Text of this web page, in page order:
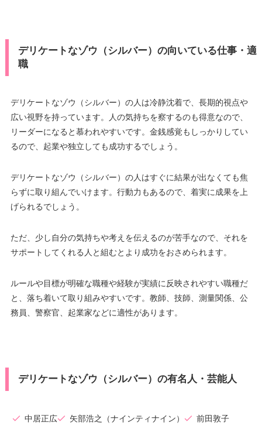
デリケートなゾウ（シルバー）の向いている仕事・適
職
デリケートなゾウ（シルバー）の人は冷静沈着で、長期的視点や
広い視野を持っています。人の気持ちを察するのも得意なので、
リーダーになると慕われやすいです。金銭感覚もしっかりしてい
るので、起業や独立しても成功するでしょう。
デリケートなゾウ（シルバー）の人はすぐに結果が出なくても焦
らずに取り組んでいけます。行動力もあるので、着実に成果を上
げられるでしょう。
ただ、少し自分の気持ちや考えを伝えるのが苦手なので、それを
サポートしてくれる人と組むとより成功をおさめられます。
ルールや目標が明確な職種や経験が実績に反映されやすい職種だ
と、落ち着いて取り組みやすいです。教師、技師、測量関係、公
務員、警察官、起業家などに適性があります。
デリケートなゾウ（シルバー）の有名人・芸能人
中居正広 矢部浩之（ナインティナイン） 前田敦子